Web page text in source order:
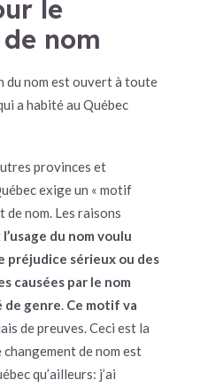
le
nom
du nom est ouvert à toute
a habité au Québec
provinces et
exige un « motif
de nom. Les raisons
l’usage du nom voulu
préjudice sérieux ou des
causées par le nom
de genre. Ce motif va
de preuves. Ceci est la
de nom est
qu’ailleurs: j’ai